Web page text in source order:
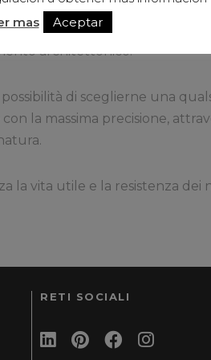
attraverso la nostra vasta
architettonico.
di sceglierne una
la massima precisione,
la vita utile e la resistenza
RETI SOCIALI
mas Aceptar